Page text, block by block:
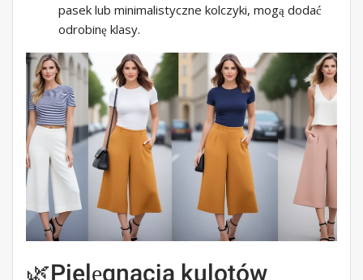
pasek lub minimalistyczne kolczyki, mogą dodać
odrobinę klasy.
🌿Pielęgnacja kulotów